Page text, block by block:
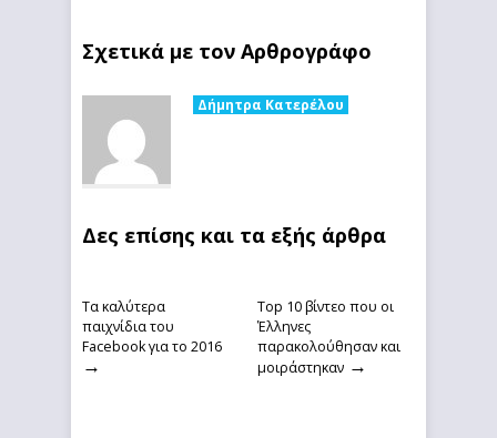
Σχετικά με τον Αρθρογράφο
Δήμητρα Κατερέλου
Δες επίσης και τα εξής άρθρα
Τα καλύτερα
παιχνίδια του
Facebook για το 2016
→
Top 10 βίντεο που οι
Έλληνες
παρακολούθησαν και
μοιράστηκαν →